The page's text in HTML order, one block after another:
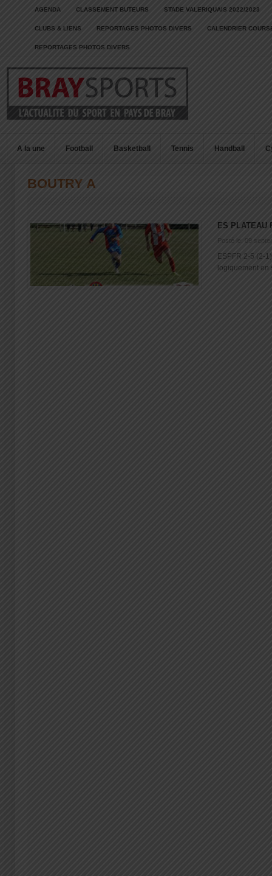
AGENDA CLASSEMENT BUTEURS STADE VALERIQUAIS 2022/2023
CLUBS & LIENS REPORTAGES PHOTOS DIVERS CALENDRIER
REPORTAGES PHOTOS DIVERS
A la une Football Basketball Tennis Handball
BOUTRY A
ES PLATEAU
Posté le: 09
ESPFR 2-5 (2-
logiquement en